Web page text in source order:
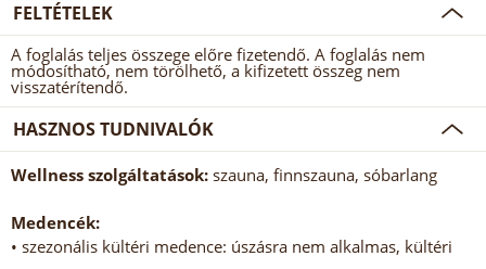
FELTÉTELEK
A foglalás teljes összege előre fizetendő. A foglalás nem
módosítható, nem törölhető, a kifizetett összeg nem
visszatérítendő.
HASZNOS TUDNIVALÓK
Wellness szolgáltatások: szauna, finnszauna, sóbarlang
Medencék:
• szezonális kültéri medence: úszásra nem alkalmas, kültéri